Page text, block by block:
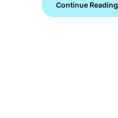
Continue Reading